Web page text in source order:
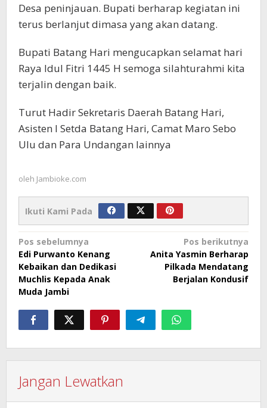
Desa peninjauan. Bupati berharap kegiatan ini
terus berlanjut dimasa yang akan datang.
Bupati Batang Hari mengucapkan selamat hari
Raya Idul Fitri 1445 H semoga silahturahmi kita
terjalin dengan baik.
Turut Hadir Sekretaris Daerah Batang Hari,
Asisten I Setda Batang Hari, Camat Maro Sebo
Ulu dan Para Undangan lainnya
oleh Jambioke.com
Ikuti Kami Pada
Navigasi
pos
Pos sebelumnya
Edi Purwanto Kenang
Kebaikan dan Dedikasi
Muchlis Kepada Anak
Muda Jambi
Pos berikutnya
Anita Yasmin Berharap
Pilkada Mendatang
Berjalan Kondusif
Jangan Lewatkan